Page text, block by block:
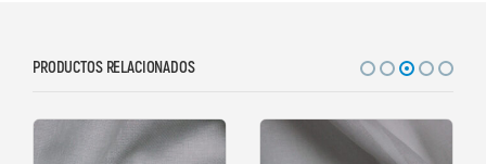
PRODUCTOS RELACIONADOS